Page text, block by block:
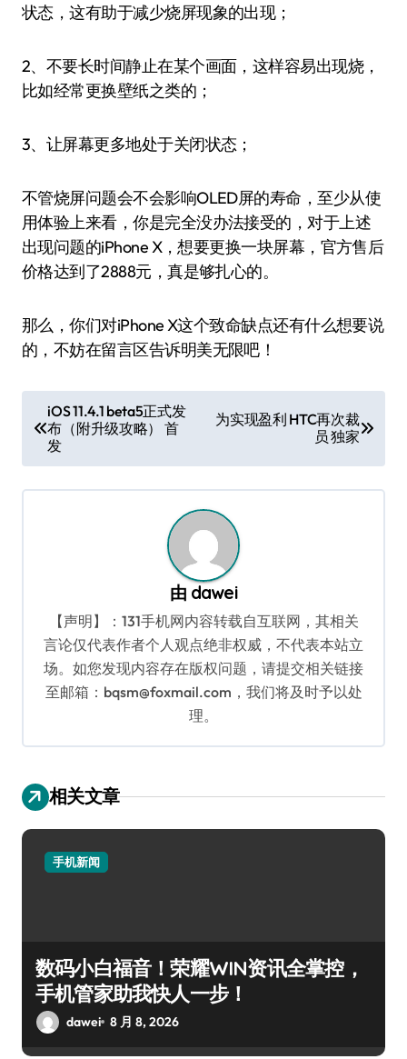
状态，这有助于减少烧屏现象的出现；
2、不要长时间静止在某个画面，这样容易出现烧，
比如经常更换壁纸之类的；
3、让屏幕更多地处于关闭状态；
不管烧屏问题会不会影响OLED屏的寿命，至少从使
用体验上来看，你是完全没办法接受的，对于上述
出现问题的iPhone X，想要更换一块屏幕，官方售后
价格达到了2888元，真是够扎心的。
那么，你们对iPhone X这个致命缺点还有什么想要说
的，不妨在留言区告诉明美无限吧！
章
导
航
iOS 11.4.1 beta5正式发
布（附升级攻略） 首
发
为实现盈利 HTC再次裁
员 独家
由 dawei
【声明】：131手机网内容转载自互联网，其相关
言论仅代表作者个人观点绝非权威，不代表本站立
场。如您发现内容存在版权问题，请提交相关链接
至邮箱：bqsm@foxmail.com，我们将及时予以处
理。
相关文章
手机新闻
数码小白福音！荣耀WIN资讯全掌控，
手机管家助我快人一步！
dawei 8 月 8, 2026